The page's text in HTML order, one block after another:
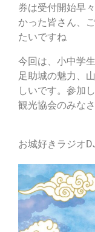
券は受付開始早
かった皆さん、
たいですね
今回は、小中学
足助城の魅力、
しいです。参加
観光協会のみな
お城好きラジオ